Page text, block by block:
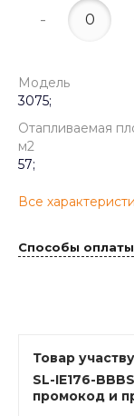
-
Модель
3075;
Отапливаемая
м2
57;
Все
Способы оплаты
Товар
SL-IE176-
промокод и